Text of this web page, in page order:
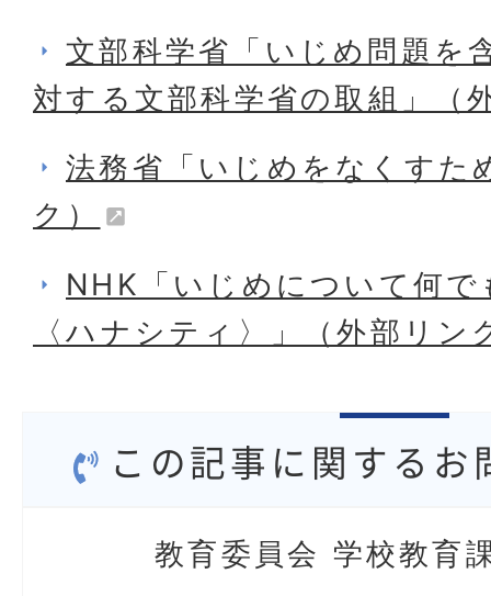
文部科学省「いじめ問題を
対する文部科学省の取組」（
法務省「いじめをなくすた
ク）
NHK「いじめについて何
〈ハナシティ〉」（外部リン
この記事に関するお
教育委員会 学校教育